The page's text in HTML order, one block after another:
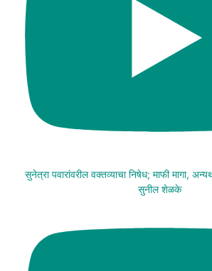
सुनेत्रा पवारांवरील वक्तव्याचा निषेध; माफी मागा,
सुनील शेळके